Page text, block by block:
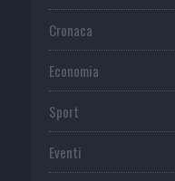
Cronaca
Economia
Sport
Eventi